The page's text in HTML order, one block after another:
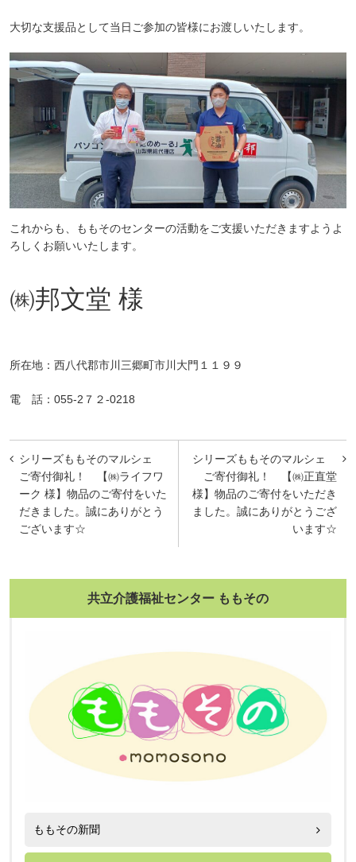
大切な支援品として当日ご参加の皆様にお渡しいたします。
これからも、ももそのセンターの活動をご支援いただきますようよ
ろしくお願いいたします。
㈱邦文堂 様
所在地：西八代郡市川三郷町市川大門１１９９
電 話：055-2７２-0218
投
稿
ナ
ビ
ー
シリーズももそのマルシェ
ご寄付御礼！ 【㈱正直堂
様】物品のご寄付をいただき
ました。誠にありがとうござ
います☆
シリーズももそのマルシェ
ご寄付御礼！ 【㈱ライフワ
ーク 様】物品のご寄付をいた
だきました。誠にありがとう
ございます☆
共立介護福祉センター ももその
ももその新聞